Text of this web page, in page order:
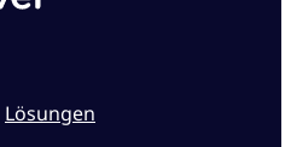
Lösungen